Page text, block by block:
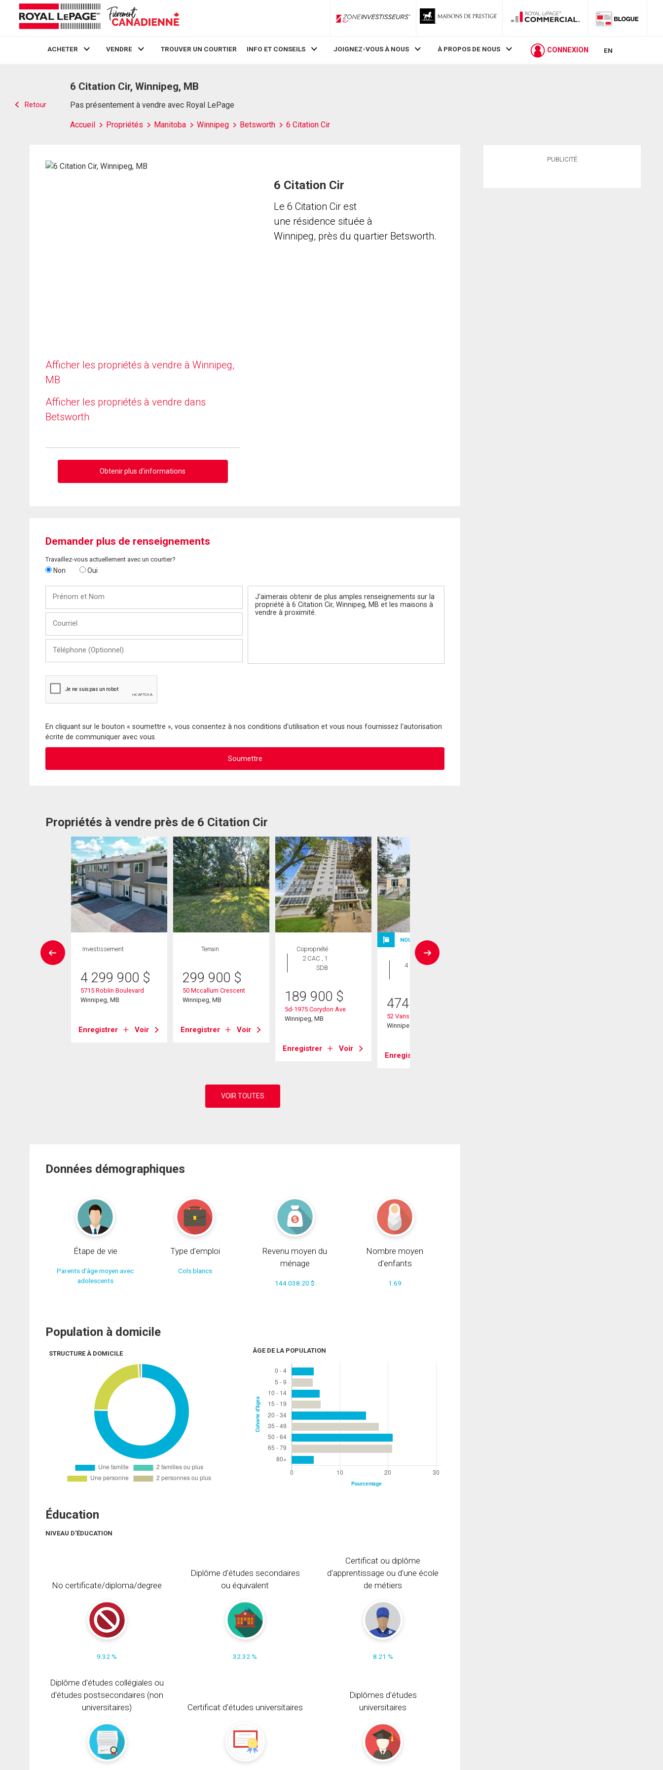
ZoneInvestisseurs RLP
ACHETER VENDRE TROUVER UN COURTIER INFO ET CONSEILS JOIGNEZ-VOUS À NOUS À PROPOS DE NOUS CONNEXION EN
Retour
6 Citation Cir, Winnipeg, MB
Pas présentement à vendre avec Royal LePage
Accueil Propriétés Manitoba Winnipeg Betsworth 6 Citation Cir
Afficher les propriétés à vendre à Winnipeg,
MB
Afficher les propriétés à vendre dans
Betsworth
Obtenir plus d'informations
6 Citation Cir
Le 6 Citation Cir est
une résidence située à
Winnipeg, près du quartier Betsworth.
Demander plus de renseignements
Travaillez-vous actuellement avec un courtier?
Non Oui
Nom
(Optionnel)
En cliquant sur le bouton « soumettre », vous consentez à nos conditions d'utilisation et vous nous fournissez l'autorisation
écrite de communiquer avec vous.
Propriétés à vendre près de 6 Citation Cir
Investissement
4 299 900 $
5715 Roblin Boulevard
Winnipeg, MB
Enregistrer Voir
Terrain
299 900 $
50 Mccallum Crescent
Winnipeg, MB
Enregistrer Voir
Copropriété
2 CAC , 1
SDB
189 900 $
5d-1975 Corydon Ave
Winnipeg, MB
Enregistrer Voir
NOUVELLE INSCRIPTION
Maison
4 CAC , 3
474 900
52 Vanscoy Rd
Winnipeg, MB
Enregistrer
Données démographiques
Étape de vie
Parents d'âge moyen avec
adolescents
Type d'emploi
Cols blancs
Revenu moyen du
ménage
144 038.20 $
Nombre moyen
d'enfants
1.69
Population à domicile
STRUCTURE À DOMICILE ÂGE DE LA POPULATION
Éducation
NIVEAU D'ÉDUCATION
No certificate/diploma/degree
9.32 %
Diplôme d'études secondaires
ou équivalent
32.32 %
Certificat ou diplôme
d'apprentissage ou d'une école
de métiers
8.21 %
Diplôme d'études collégiales ou
d'études postsecondaires (non
universitaires)
Certificat d'études universitaires
Diplômes d'études
universitaires
PUBLICITÉ